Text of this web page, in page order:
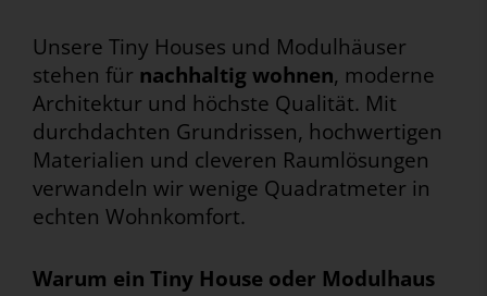
Unsere Tiny Houses und Modulhäuser
stehen für nachhaltig wohnen, moderne
Architektur und höchste Qualität. Mit
durchdachten Grundrissen, hochwertigen
Materialien und cleveren Raumlösungen
verwandeln wir wenige Quadratmeter in
echten Wohnkomfort.
Warum ein Tiny House oder Modulhaus